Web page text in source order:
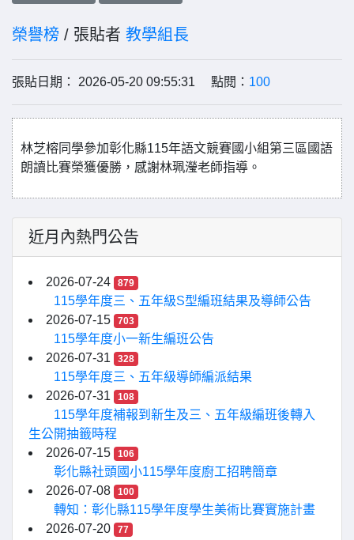
榮譽榜 / 張貼者 教學組長
張貼日期： 2026-05-20 09:55:31 點閱： 100
林芝榕同學參加彰化縣115年語文競賽國小組第三區國語
朗讀比賽榮獲優勝，感謝林珮瀅老師指導。
近月內熱門公告
2026-07-24 879
115學年度三、五年級S型編班結果及導師公告
2026-07-15
703
115學年度小一新生編班公告
2026-07-31
328
115學年度三、五年級導師編派結果
2026-07-31
108
115學年度補報到新生及三、五年級編班後轉入
生公開抽籤時程
2026-07-15
106
彰化縣社頭國小115學年度廚工招聘簡章
2026-07-08
100
轉知：彰化縣115學年度學生美術比賽實施計畫
2026-07-20
77